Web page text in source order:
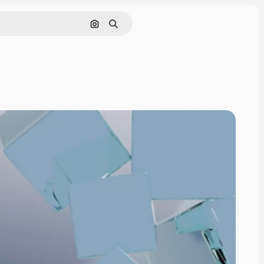
画像で検索
検索